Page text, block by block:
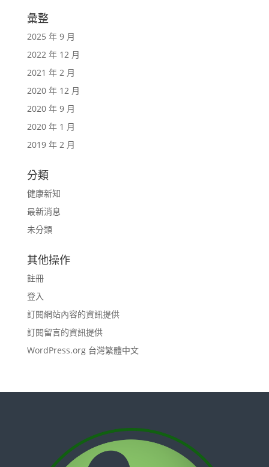
彙整
2025 年 9 月
2022 年 12 月
2021 年 2 月
2020 年 12 月
2020 年 9 月
2020 年 1 月
2019 年 2 月
分類
健康新知
最新消息
未分類
其他操作
註冊
登入
訂閱網站內容的資訊提供
訂閱留言的資訊提供
WordPress.org 台灣繁體中文